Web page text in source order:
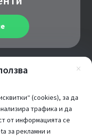
(cookies), за да
трафика и да
от информацията се
за рекламни и